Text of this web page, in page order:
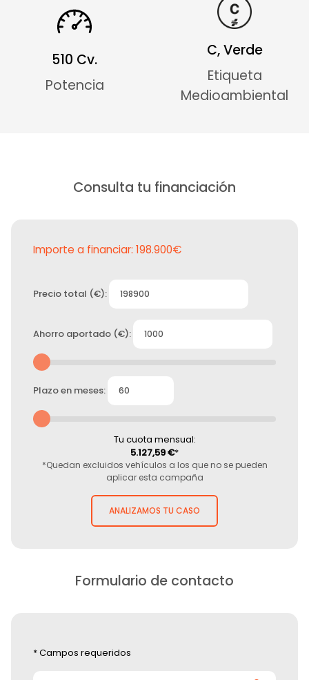
510 Cv.
Potencia
C, Verde
Etiqueta
Medioambiental
Consulta tu financiación
Importe a financiar: 198.900€
Precio total (€):
Ahorro aportado (€):
Plazo en meses:
Tu cuota mensual:
5.127,59 €*
*Quedan excluidos vehículos a los que no se pueden
aplicar esta campaña
Formulario de contacto
* Campos requeridos